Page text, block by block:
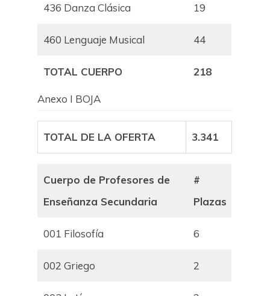
436 Danza Clásica 19
460 Lenguaje Musical 44
TOTAL CUERPO 218
Anexo I BOJA
TOTAL DE LA OFERTA 3.341
Cuerpo de Profesores de
Enseñanza Secundaria
#
Plazas
001 Filosofía 6
002 Griego 2